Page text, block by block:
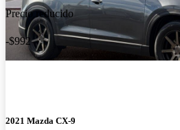
Precio reducido
-$992
2021 Mazda CX-9